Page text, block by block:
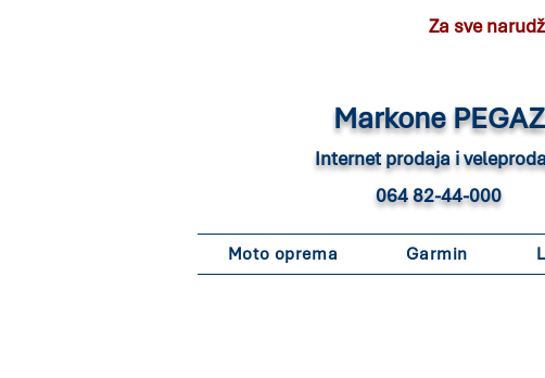
Za sve
Markone PEGAZ
Internet prodaja i
064 82-44-000
Moto oprema Garmin